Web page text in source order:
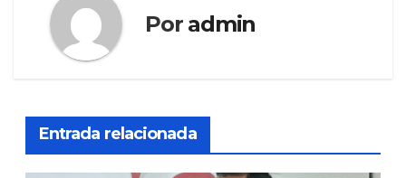
Por admin
Entrada relacionada